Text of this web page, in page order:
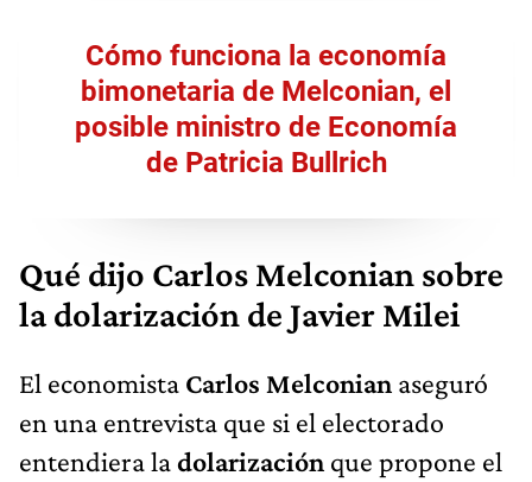
Cómo funciona la economía
bimonetaria de Melconian, el
posible ministro de Economía
de Patricia Bullrich
Qué dijo Carlos Melconian sobre
la dolarización de Javier Milei
El economista Carlos Melconian aseguró
en una entrevista que si el electorado
entendiera ladolarización que propone el